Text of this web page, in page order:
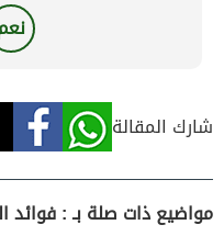
شارك المقالة
مواضيع ذات صلة بـ : فوائد